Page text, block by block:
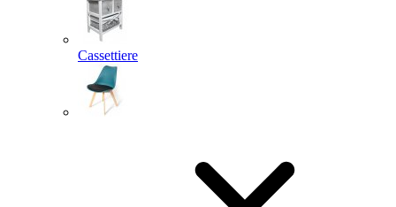
Cassettiere